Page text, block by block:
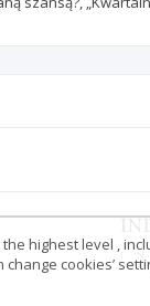
highest level ,
cookies’